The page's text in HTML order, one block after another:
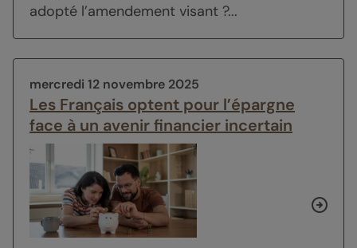
adopté l’amendement visant ?...
mercredi 12 novembre 2025
Les Français optent pour l’épargne
face à un avenir financier incertain